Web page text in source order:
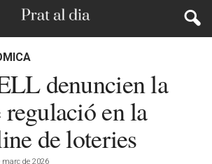
denuncien la
regulació en la
de loteries
març de 2026